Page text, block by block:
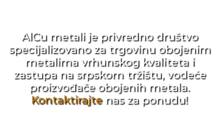
AlCu metali je privredno društvo
specijalizovano za trgovinu obojenim
metalima vrhunskog kvaliteta i
zastupa na srpskom tržištu, vodeće
proizvođače obojenih metala.
Kontaktirajtenas za ponudu!